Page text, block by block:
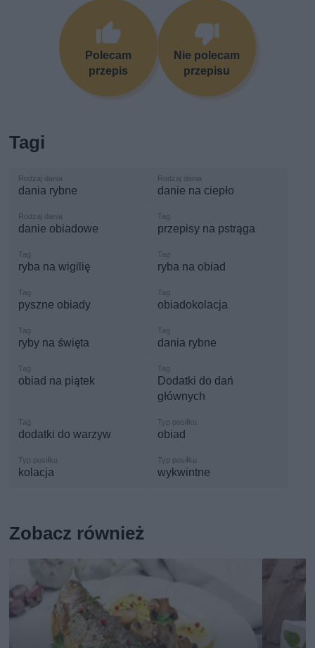
Polecam
przepis
Nie polecam
przepisu
Tagi
dania rybne danie na ciepło
danie obiadowe przepisy na pstrąga
ryba na wigilię ryba na obiad
pyszne obiady obiadokolacja
ryby na święta dania rybne
obiad na piątek
Dodatki do dań
głównych
dodatki do warzyw obiad
kolacja wykwintne
Zobacz również